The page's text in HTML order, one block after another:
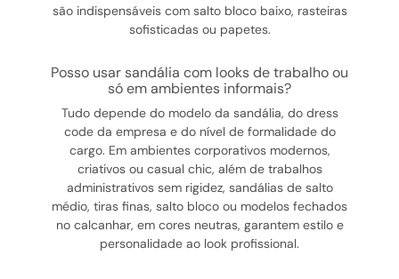
são indispensáveis com salto bloco baixo, rasteiras
sofisticadas ou papetes.
posso usar sandália com looks de trabalho ou
só em ambientes informais?
Tudo depende do modelo da sandália, do dress
code da empresa e do nível de formalidade do
cargo. Em ambientes corporativos modernos,
criativos ou casual chic, além de trabalhos
administrativos sem rigidez, sandálias de salto
médio, tiras finas, salto bloco ou modelos fechados
no calcanhar, em cores neutras, garantem estilo e
personalidade ao look profissional.